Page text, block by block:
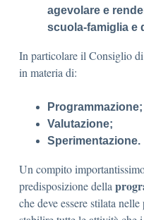
agevolare e
scuola-famiglia e
In particolare il Consiglio di
in materia di:
Programmazione;
Valutazione;
Sperimentazione.
Un compito
predisposizione della
che deve essere stilata